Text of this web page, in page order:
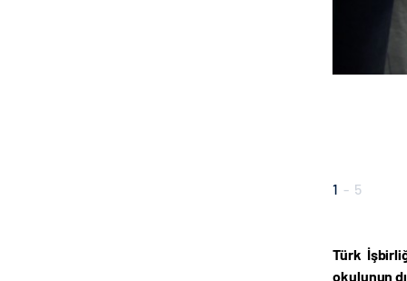
1 - 5
Türk
okulunun